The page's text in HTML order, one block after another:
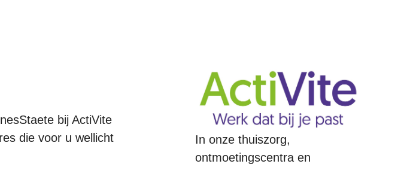
bij ActiVite
die voor u wellicht
In onze thuiszorg,
ontmoetingscentra en